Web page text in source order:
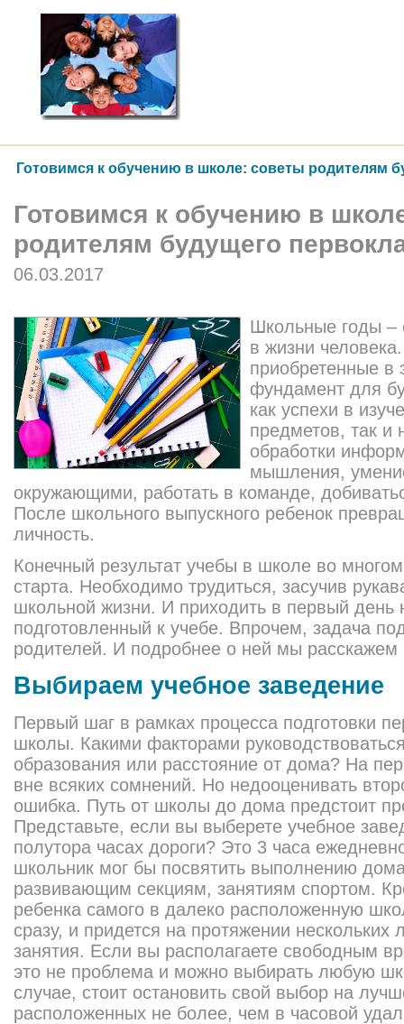
Готовимся к обучению в школе: советы родителям
Готовимся к обучению в
родителям будущего
06.03.2017
Школьные годы –
в жизни
приобретенные в
фундамент для
как успехи в
предметов, так и
обработки
мышления,
окружающими, работать в команде,
После школьного выпускного ребенок
личность.
Конечный результат учебы в школе во
старта. Необходимо трудиться, засучив
школьной жизни. И приходить в первый
подготовленный к учебе. Впрочем, задача
родителей. И подробнее о ней мы расскажем
Выбираем учебное заведение
Первый шаг в рамках процесса подготовки
школы. Какими факторами
образования или расстояние от дома? На
вне всяких сомнений. Но недооценивать
ошибка. Путь от школы до дома предстоит
Представьте, если вы выберете учебное
полутора часах дороги? Это 3 часа
школьник мог бы посвятить выполнению
развивающим секциям, занятиям спортом.
ребенка самого в далеко расположенную
сразу, и придется на протяжении нескольких
занятия. Если вы располагаете свободным
это не проблема и можно выбирать любую
случае, стоит остановить свой выбор на
расположенных не более, чем в часовой